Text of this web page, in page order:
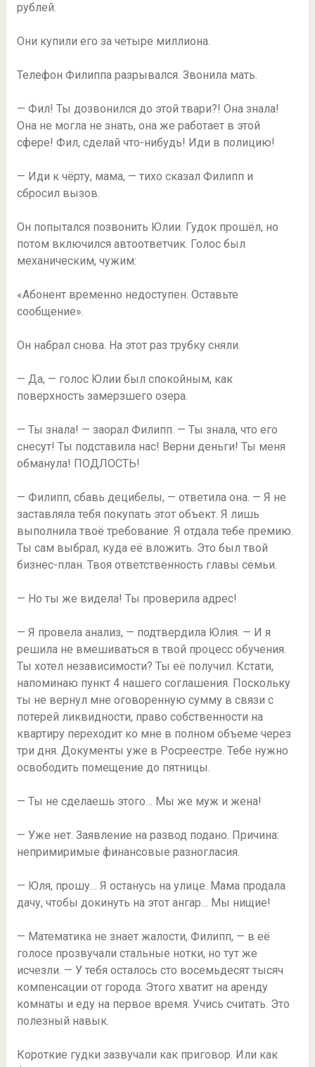
рублей.
Они купили его за четыре миллиона.
Телефон Филиппа разрывался. Звонила мать.
— Фил! Ты дозвонился до этой твари?! Она знала!
Она не могла не знать, она же работает в этой
сфере! Фил, сделай что-нибудь! Иди в полицию!
— Иди к чёрту, мама, — тихо сказал Филипп и
сбросил вызов.
Он попытался позвонить Юлии. Гудок прошёл, но
потом включился автоответчик. Голос был
механическим, чужим:
«Абонент временно недоступен. Оставьте
сообщение».
Он набрал снова. На этот раз трубку сняли.
— Да, — голос Юлии был спокойным, как
поверхность замерзшего озера.
— Ты знала! — заорал Филипп. — Ты знала, что его
снесут! Ты подставила нас! Верни деньги! Ты меня
обманула! ПОДЛОСТЬ!
— Филипп, сбавь децибелы, — ответила она. — Я не
заставляла тебя покупать этот объект. Я лишь
выполнила твоё требование. Я отдала тебе премию.
Ты сам выбрал, куда её вложить. Это был твой
бизнес-план. Твоя ответственность главы семьи.
— Но ты же видела! Ты проверила адрес!
— Я провела анализ, — подтвердила Юлия. — И я
решила не вмешиваться в твой процесс обучения.
Ты хотел независимости? Ты её получил. Кстати,
напоминаю пункт 4 нашего соглашения. Поскольку
ты не вернул мне оговоренную сумму в связи с
потерей ликвидности, право собственности на
квартиру переходит ко мне в полном объеме через
три дня. Документы уже в Росреестре. Тебе нужно
освободить помещение до пятницы.
— Ты не сделаешь этого… Мы же муж и жена!
— Уже нет. Заявление на развод подано. Причина:
непримиримые финансовые разногласия.
— Юля, прошу… Я останусь на улице. Мама продала
дачу, чтобы докинуть на этот ангар… Мы нищие!
— Математика не знает жалости, Филипп, — в её
голосе прозвучали стальные нотки, но тут же
исчезли. — У тебя осталось сто восемьдесят тысяч
компенсации от города. Этого хватит на аренду
комнаты и еду на первое время. Учись считать. Это
полезный навык.
Короткие гудки зазвучали как приговор. Или как